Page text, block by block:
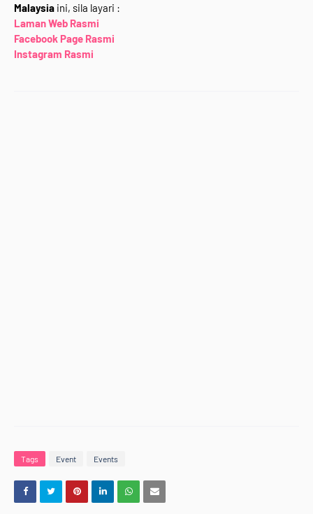
Malaysia ini, sila layari :
Laman Web Rasmi
Facebook Page Rasmi
Instagram Rasmi
Tags Event Events